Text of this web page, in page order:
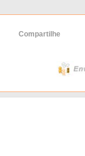
Compartilhe